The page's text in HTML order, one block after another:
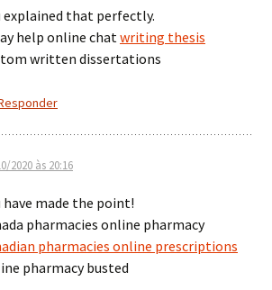
explained that perfectly.
help online chatwriting thesis
written dissertations
2020 às 20:16
have made the point!
pharmacies online pharmacy
pharmacies online prescriptions
pharmacy busted